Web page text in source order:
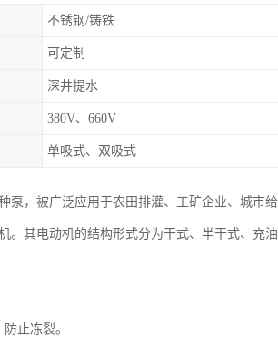
不锈钢/铸铁
可定制
深井提水
380V、660V
单吸式、双吸式
泵，被广泛应用于农田排灌、工矿企业、城市给
。其电动机的结构形式分为干式、半干式、充油
止冻裂。